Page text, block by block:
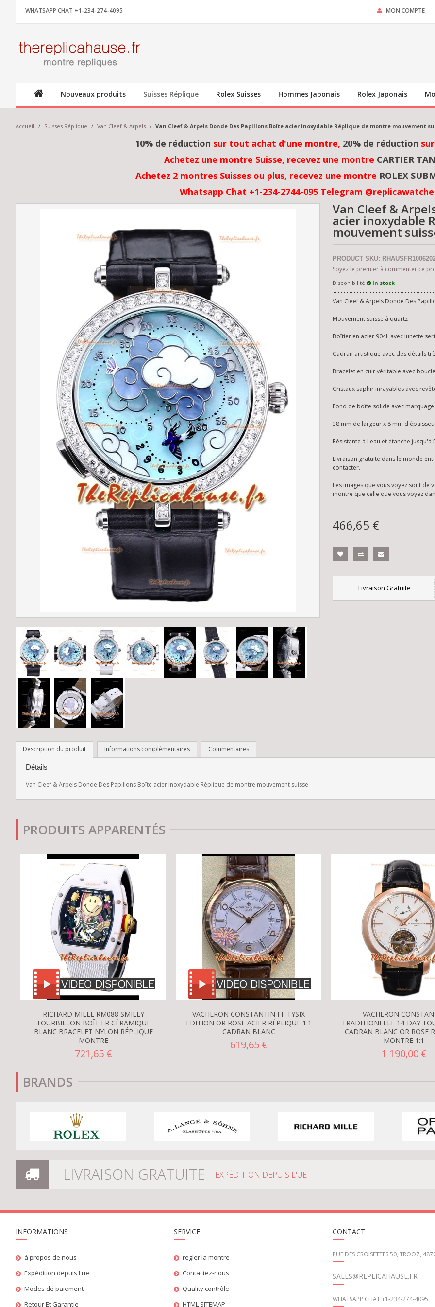
WHATSAPP CHAT +1-234-274-4095 MON COMPTE
Nouveaux produits Suisses Réplique Rolex Suisses Hommes Japonais Rolex Japonais
Accueil / Suisses Réplique / Van Cleef & Arpels / Van Cleef & Arpels Donde Des Papillons Boîte acier inoxydable Réplique de montre mouvement
10% de réduction sur tout achat d'une montre, 20% de réduction
Achetez une montre Suisse, recevez une montre CARTIER
Achetez 2 montres Suisses ou plus, recevez une montre ROLEX
Whatsapp Chat +1-234-2744-095 Telegram
Van Cleef &
acier inoxydable
mouvement
PRODUCT SKU:
Soyez le premier à commenter ce
Disponibilité In stock
Van Cleef & Arpels Donde Des
Mouvement suisse à quartz
Boîtier en acier 904L avec lunette
Cadran artistique avec des détails
Bracelet en cuir véritable avec
Cristaux saphir inrayables avec
Fond de boîte solide avec
38 mm de largeur x 8 mm
Résistante à l'eau et étanche jusqu'à
Livraison gratuite dans le monde
contacter.
Les images que vous voyez sont de
montre que celle que vous voyez
466,65 €
Livraison Gratuite
Description du produit Informations complémentaires Commentaires
Détails
Van Cleef & Arpels Donde Des Papillons Boîte acier inoxydable Réplique de montre mouvement suisse
PRODUITS APPARENTÉS
RICHARD MILLE RM088 SMILEY
TOURBILLON BOÎTIER CÉRAMIQUE
BLANC BRACELET NYLON RÉPLIQUE
MONTRE
721,65 €
VACHERON CONSTANTIN FIFTYSIX
EDITION OR ROSE ACIER RÉPLIQUE 1:1
CADRAN BLANC
619,65 €
VACHERON
TRADITIONELLE 14-DAY
CADRAN BLANC OR ROSE
MONTRE 1:1
1 190,00 €
BRANDS
LIVRAISON GRATUITE EXPÉDITION DEPUIS L'UE
INFORMATIONS
à propos de nous
Expédition depuis l'ue
Modes de paiement
Retour Et Garantie
SERVICE
regler la montre
Contactez-nous
Quality contrôle
HTML SITEMAP
CONTACT
RUE DES CROISETTES 50, TROOZ,
SALES@REPLICAHAUSE.FR
WHATSAPP CHAT +1-234-274-4095